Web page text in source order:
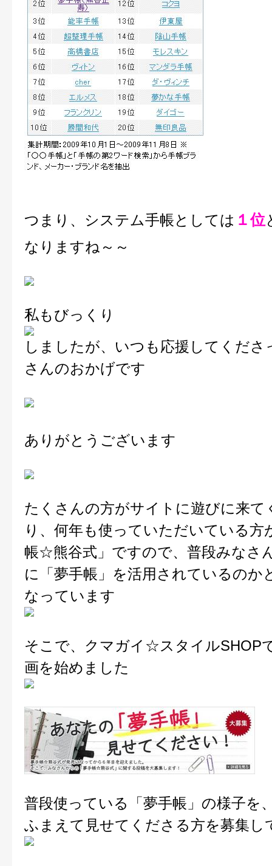
つまり、システム手帳としては １位
なりますね～～
私もびっくり
しましたが、いつも応援してくださ
さんのおかげです
ありがとうございます
たくさんの方がサイトに遊びに来て
り、何年も使っていただいている方
帳☆熊谷式」ですので、普段みなさ
に「夢手帳」を活用されているのか
なっています
そこで、クマガイ☆スタイルSHOP
画を始めました
普段使っている「夢手帳」の様子を
ふまえて見せてくださる方を募集し